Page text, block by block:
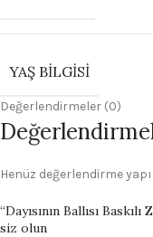
YAŞ BILGISI
Değerlendirmeler (0)
Henüz değerlendirme
“Dayısının Ballısı
siz olun